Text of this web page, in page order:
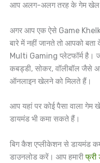
आप अलग-अलग तरह के गेम खेल
अगर आप एक ऐसे Game
बारे में नहीं जानते तो आपको
Multi Gaming प्लेटफॉर्म है।
कबड्डी, सोकर, वॉलीबॉल जैसे
ऑनलाइन खेलने को मिलते हैं।
आप यहां पर कोई पैसा वाला
डायमंड भी कमा सकते हैं।
बिग कैश एप्लीकेशन से डायमंड
डाउनलोड करें। आप हमारीफ्री